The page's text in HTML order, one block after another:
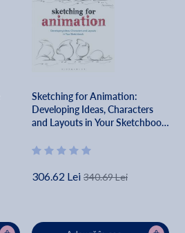
Sketching for Animation:
Developing Ideas, Characters
and Layouts in Your Sketchbook
306.62 Lei 340.69 Lei